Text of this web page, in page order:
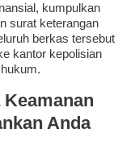
kumpulkan
surat keterangan
berkas tersebut
kantor kepolisian
Anda